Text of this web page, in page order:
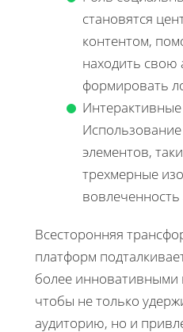
становятся
контентом,
находить свою
формировать
элементов,
трехмерные
Всесторонняя
платформ
более инновативными
чтобы не только
аудиторию, но и